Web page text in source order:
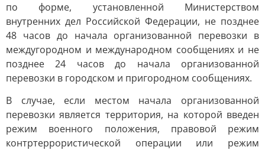
по форме, установленной Министерством
внутренних дел Российской Федерации, не позднее
48 часов до начала организованной перевозки в
междугородном и международном сообщениях и не
позднее 24 часов до начала организованной
перевозки в городском и пригородном сообщениях.
В случае, если местом начала организованной
перевозки является территория, на которой введен
режим военного положения, правовой режим
контртеррористической операции или режим